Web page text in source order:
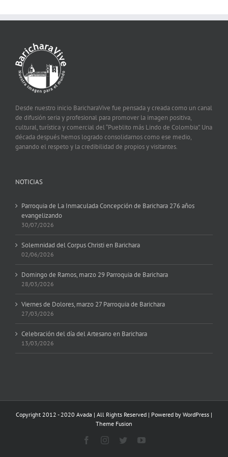
Desde nuestro inicio BaricharaVive fue pensada y creada como un canal
de difusión seria y profesional para promover la imagen positiva,
cultural, turística y comercial del “Pueblito más Lindo de Colombia”. Una
década después hemos logrado consolidarnos como ese medio,
ganando el respeto y la credibilidad de propios y visitantes.
NOTICIAS
Parroquia de La Inmaculada Concepción de Barichara 276 años
evangelizando
30/07/2026
Solemnidad del Corpus Christi en Barichara
02/06/2026
Domingo de Ramos, marzo 29 Parroquia de Barichara
28/03/2026
Viernes de Dolores, marzo 27 Parroquia de Barichara
27/03/2026
Celebración del día del Artesano en Barichara
13/03/2026
Copyright 2012 - 2020 Avada | All Rights Reserved | Powered by WordPress |
Theme Fusion
FacebookInstagram
TwitterYouTube